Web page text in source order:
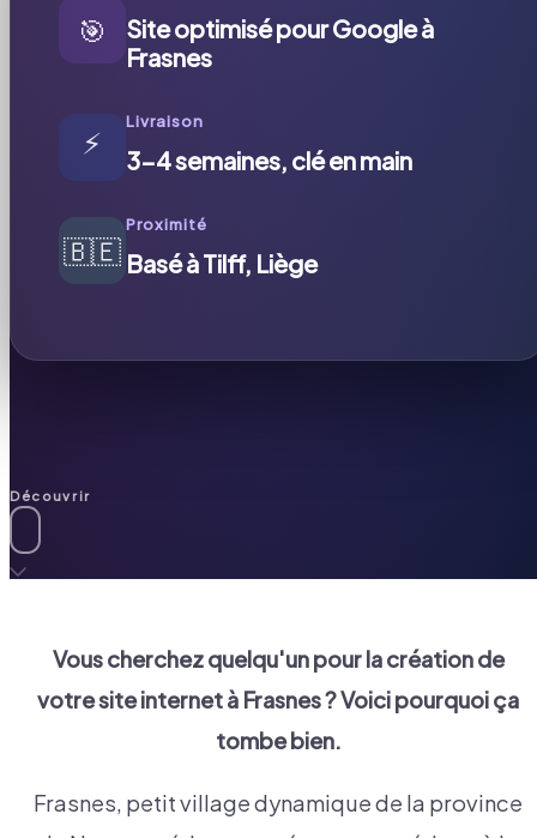
🎯
Site optimisé pour Google à
Frasnes
⚡
Livraison
3-4 semaines, clé en main
🇧🇪
Proximité
Basé à Tilff, Liège
Découvrir
Vous cherchez quelqu'un pour la création de
votre site internet à Frasnes? Voici pourquoi ça
tombe bien.
Frasnes, petit village dynamique de la province